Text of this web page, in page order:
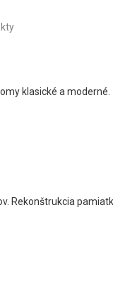
klasické a moderné.
Rekonštrukcia